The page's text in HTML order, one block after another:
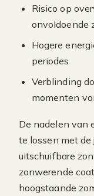
Risico op
onvoldoende
Hogere
periodes
Verblinding
momenten
De nadelen van
te lossen met
uitschuifbare
zonwerende
hoogstaande